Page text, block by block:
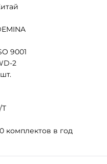
9001
2
Т
комплектов в год